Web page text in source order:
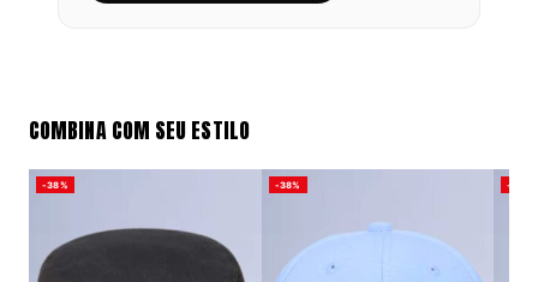
COMBINA COM SEU ESTILO
-38% -38% -38%